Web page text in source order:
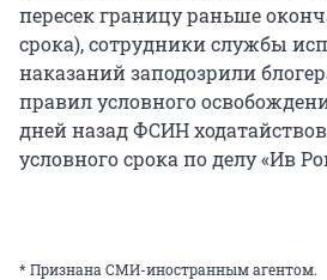
пересек границу раньше
срока), сотрудники службы
наказаний заподозрили
правил условного
дней назад ФСИН
условного срока по делу «Ив
* Признана СМИ-иностранным агентом.